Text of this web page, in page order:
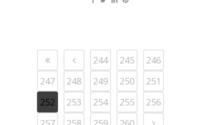
244 245
246
247
248 249 250
251
252
253 254 255
256